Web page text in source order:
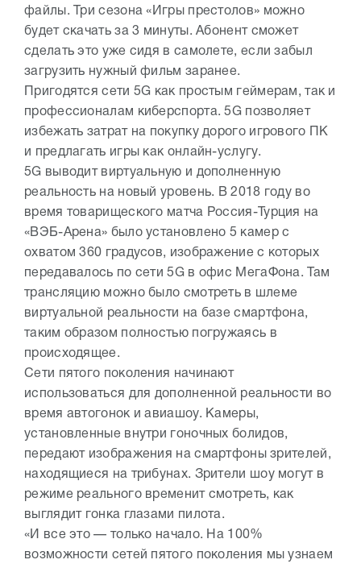
файлы. Три сезона «Игры престолов» можно
будет скачать за 3 минуты. Абонент сможет
сделать это уже сидя в самолете, если забыл
загрузить нужный фильм заранее.
Пригодятся сети 5G как простым геймерам, так и
профессионалам киберспорта. 5G позволяет
избежать затрат на покупку дорого игрового ПК
и предлагать игры как онлайн-услугу.
5G выводит виртуальную и дополненную
реальность на новый уровень. В 2018 году во
время товарищеского матча Россия-Турция на
«ВЭБ-Арена» было установлено 5 камер с
охватом 360 градусов, изображение с которых
передавалось по сети 5G в офис МегаФона. Там
трансляцию можно было смотреть в шлеме
виртуальной реальности на базе смартфона,
таким образом полностью погружаясь в
происходящее.
Сети пятого поколения начинают
использоваться для дополненной реальности во
время автогонок и авиашоу. Камеры,
установленные внутри гоночных болидов,
передают изображения на смартфоны зрителей,
находящиеся на трибунах. Зрители шоу могут в
режиме реального временит смотреть, как
выглядит гонка глазами пилота.
«И все это — только начало. На 100%
возможности сетей пятого поколения мы узнаем